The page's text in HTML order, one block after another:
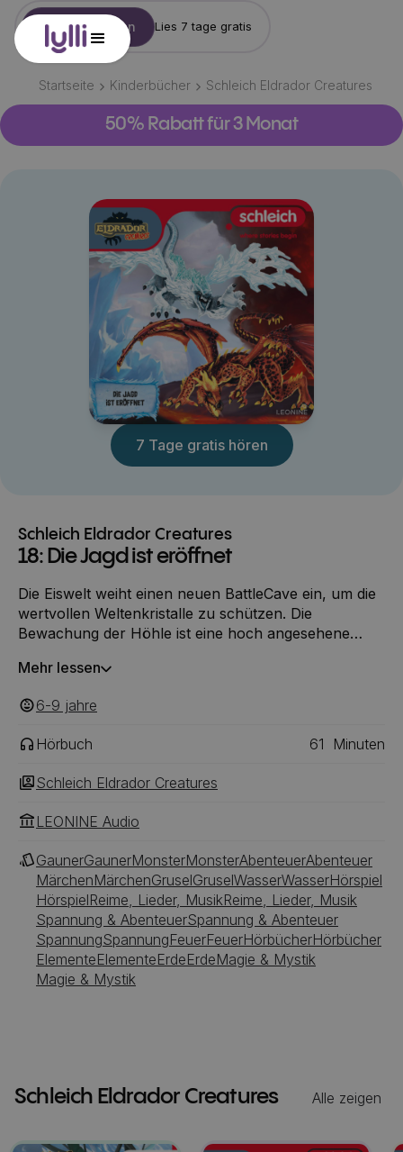
Konto erstellen Lies 7 tage gratis
Startseite Kinderbücher Schleich Eldrador Creatures
50% Rabatt für 3 Monat
7 Tage gratis hören
Schleich Eldrador Creatures
18: Die Jagd ist eröffnet
Die Eiswelt weiht einen neuen BattleCave ein, um die
wertvollen Weltenkristalle zu schützen. Die
Bewachung der Höhle ist eine hoch angesehene
Um an einen begehrten Weltenkristall zu kommen,
überzeugen, ihren gestohlenen Weltenkristall im
Währenddessen ist auch die Lavawelt auf der Suche
nach weiteren Weltenkristallen und diese führt sie zu
Goldor ins Niemandsland ?
Mehr lessen
6-9 ‎‎ jahre
Hörbuch 61 Minuten
Schleich Eldrador Creatures
LEONINE Audio
GaunerGaunerMonsterMonsterAbenteuerAbenteuer
MärchenMärchenGruselGruselWasserWasserHörspiel
HörspielReime, Lieder, MusikReime, Lieder, Musik
Spannung & AbenteuerSpannung & Abenteuer
SpannungSpannungFeuerFeuerHörbücherHörbücher
ElementeElementeErdeErdeMagie & Mystik
Magie & Mystik
Schleich Eldrador Creatures Alle zeigen